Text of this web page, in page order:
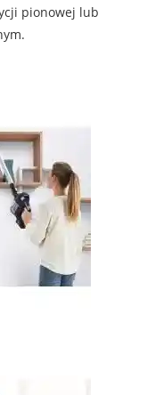
pionowej lub